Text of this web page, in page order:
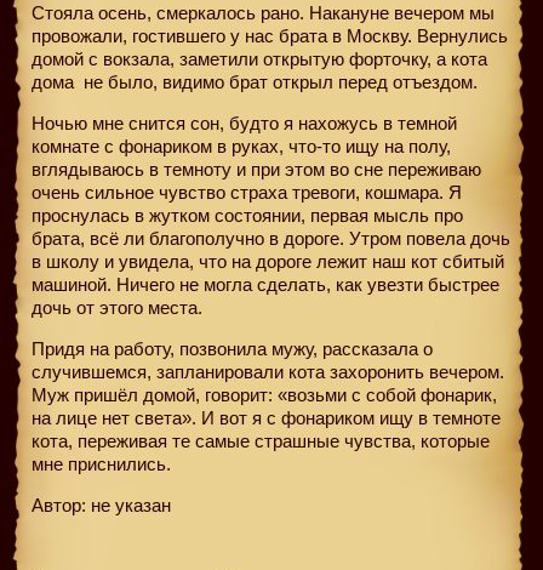
Стояла осень, смеркалось рано. Накануне вечером мы
провожали, гостившего у нас брата в Москву. Вернулись
домой с вокзала, заметили открытую форточку, а кота
дома не было, видимо брат открыл перед отъездом.
Ночью мне снится сон, будто я нахожусь в темной
комнате с фонариком в руках, что-то ищу на полу,
вглядываюсь в темноту и при этом во сне переживаю
очень сильное чувство страха тревоги, кошмара. Я
проснулась в жутком состоянии, первая мысль про
брата, всё ли благополучно в дороге. Утром повела дочь
в школу и увидела, что на дороге лежит наш кот сбитый
машиной. Ничего не могла сделать, как увезти быстрее
дочь от этого места.
Придя на работу, позвонила мужу, рассказала о
случившемся, запланировали кота захоронить вечером.
Муж пришёл домой, говорит: «возьми с собой фонарик,
на лице нет света». И вот я с фонариком ищу в темноте
кота, переживая те самые страшные чувства, которые
мне приснились.
Автор: не указан